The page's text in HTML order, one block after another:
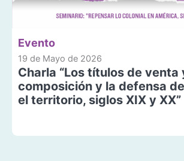
Evento
19 de Mayo de 2026
Charla “Los títulos de venta
composición y la defensa
el territorio, siglos XIX y XX”